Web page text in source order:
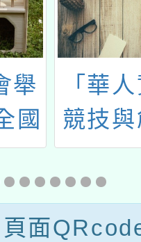
舉
國
比
「華
競技
大賞
屆桃
文詞
頁面